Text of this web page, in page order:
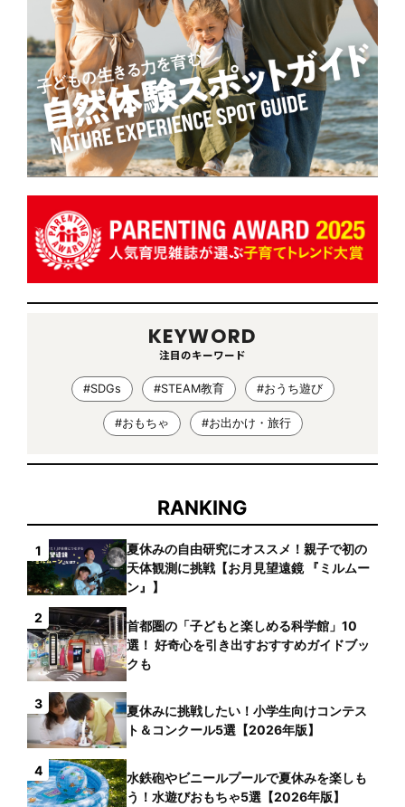
KEYWORD
注目のキーワード
#SDGs #STEAM教育 #おうち遊び
#おもちゃ #お出かけ・旅行
RANKING
1
夏休みの自由研究にオススメ！親子で初の
天体観測に挑戦【お月見望遠鏡 『ミルムー
ン』】
2
首都圏の「子どもと楽しめる科学館」10
選！ 好奇心を引き出すおすすめガイドブッ
クも
3
夏休みに挑戦したい！小学生向けコンテス
ト＆コンクール5選【2026年版】
4
水鉄砲やビニールプールで夏休みを楽しも
う！水遊びおもちゃ5選【2026年版】